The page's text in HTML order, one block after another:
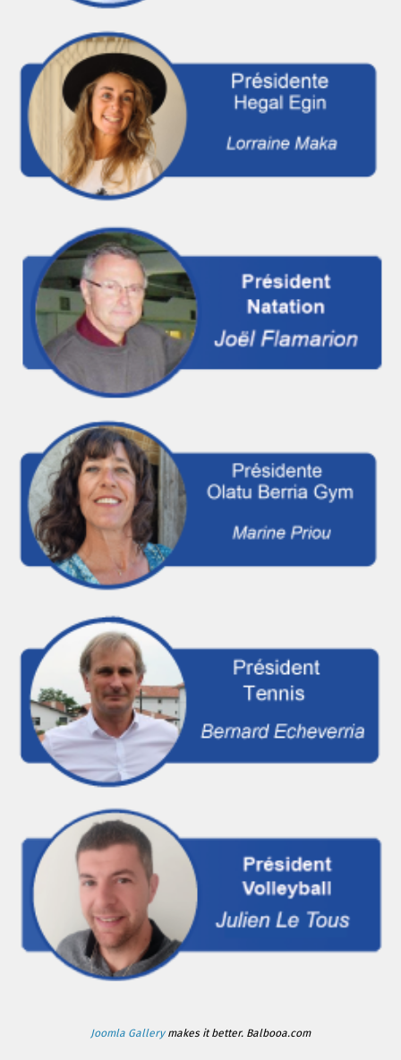
Joomla Gallerymakes it better. Balbooa.com